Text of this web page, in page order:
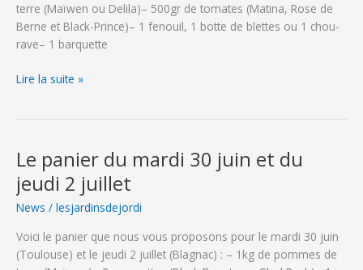
terre (Maïwen ou Delila)– 500gr de tomates (Matina, Rose de
Berne et Black-Prince)– 1 fenouil, 1 botte de blettes ou 1 chou-
rave– 1 barquette
Le
et
du
jeudi
juillet
Lire la suite »
Le panier du mardi 30 juin et du
jeudi 2 juillet
News / lesjardinsdejordi
Voici le panier que nous vous proposons pour le mardi 30 juin
(Toulouse) et le jeudi 2 juillet (Blagnac) : – 1kg de pommes de